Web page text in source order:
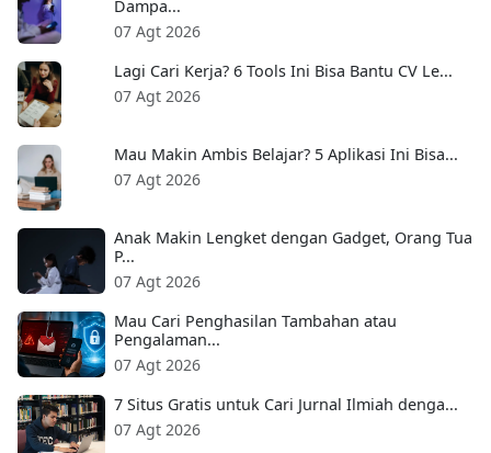
Dampa...
07 Agt 2026
Lagi Cari Kerja? 6 Tools Ini Bisa Bantu CV Le...
07 Agt 2026
Mau Makin Ambis Belajar? 5 Aplikasi Ini Bisa...
07 Agt 2026
Anak Makin Lengket dengan Gadget, Orang Tua
P...
07 Agt 2026
Mau Cari Penghasilan Tambahan atau
Pengalaman...
07 Agt 2026
7 Situs Gratis untuk Cari Jurnal Ilmiah denga...
07 Agt 2026